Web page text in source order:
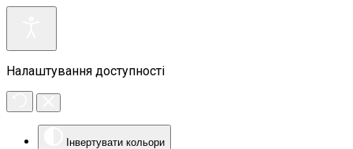
Налаштування доступності
Інвертувати кольори